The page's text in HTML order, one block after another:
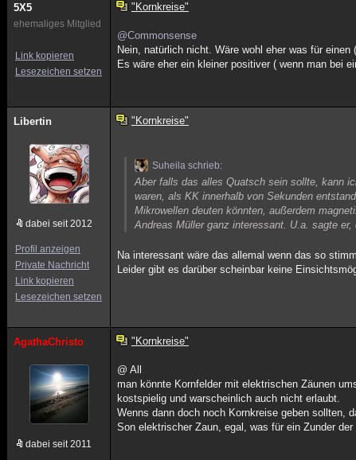
5X5
ehemaliges Mitglied
Link kopieren
Lesezeichen setzen
"Kornkreise"
@Commonsense
Nein, natürlich nicht. Wäre wohl eher was für
Es wäre eher ein kleiner positiver ( wenn man bei
Libertin
dabei seit 2012
Profil anzeigen
Private Nachricht
Link kopieren
Lesezeichen setzen
"Kornkreise"
Suheila schrieb:
Aber falls das alles Quatsch sein sollte, kann
waren, als KK innerhalb von Sekunden
Mikrowellen deuten könnten, außerdem
Andreas Müller ganz interessant. U.a. sagte
Na interessant wäre das allemal wenn das so
Leider gibt es darüber scheinbar keine
AgathaChristo
dabei seit 2011
"Kornkreise"
@ All
man könnte Kornfelder mit elektrischen Zäunen
kostspielig und warscheinlich auch nicht erlaubt.
Wenns dann doch noch Kornkreise geben sollten,
Son elektrischer Zaun, egal, was für ein Zunder